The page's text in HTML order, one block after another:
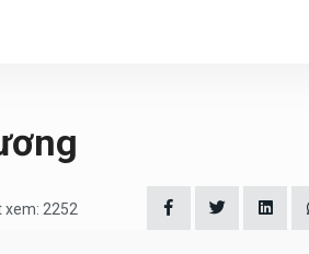
xem: 2252